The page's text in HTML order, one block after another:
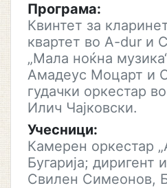
Програма:
Квинтет за
квартет во A-dur и
„Мала ноќна
Амадеус Моцарт и
гудачки оркестар
Илич Чајковски.
Учесници:
Камерен оркестар
Бугарија; диригент
Свилен Симеонов,